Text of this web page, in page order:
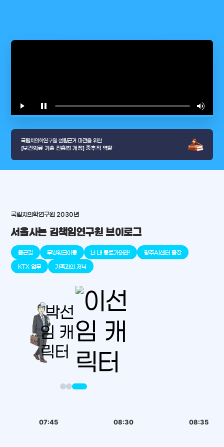
arrow_selector_tool
place
천안
place
세종
place
판교
place
오송
place
대덕
place
원주
play_arrow pause volume_up
국립치의학연구원 설립근거 마련을 위한
[보건의료 기술 진흥법 개정] 중추적 역할
국립치의학연구원 2030년
서울사는 김책임연구원 브이로그
출근길 무빙워크이동 너 내 동료가돼라! 광주AI센터 출장
KTX 업무 가족과의 저녁
07:45 08:30 08:35